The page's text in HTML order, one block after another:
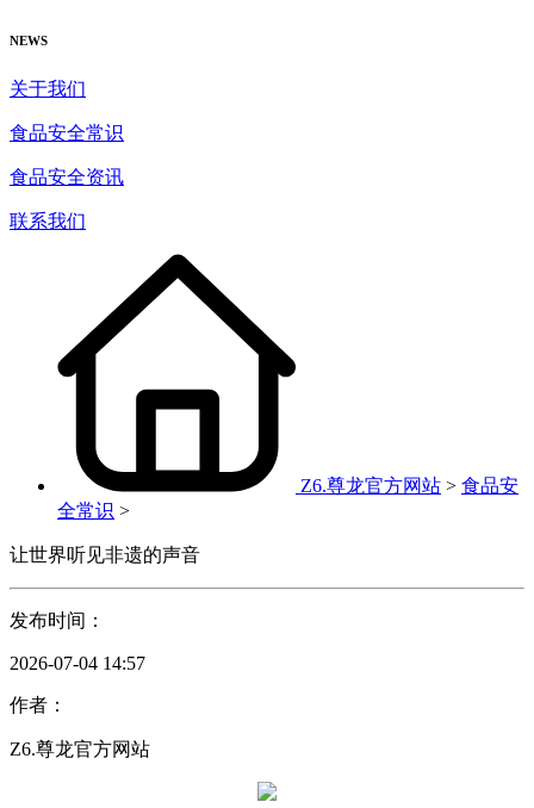
NEWS
关于我们
食品安全常识
食品安全资讯
联系我们
Z6.尊龙官方网站 > 食品安
全常识 >
让世界听见非遗的声音
发布时间：
2026-07-04 14:57
作者：
Z6.尊龙官方网站